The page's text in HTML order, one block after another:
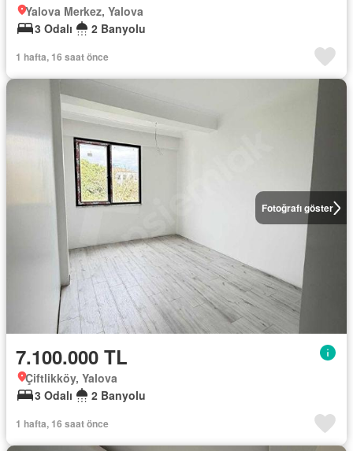
Yalova Merkez, Yalova
3 Odalı
2 Banyolu
1 hafta, 16 saat önce
Fotoğrafı göster
7.100.000 TL
Çiftlikköy, Yalova
3 Odalı
2 Banyolu
1 hafta, 16 saat önce